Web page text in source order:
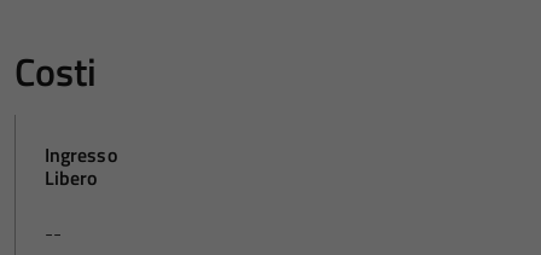
Costi
Ingresso
Libero
--